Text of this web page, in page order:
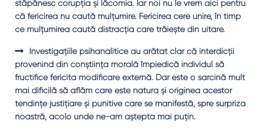
stăpânesc corupţia şi lăcomia. Iar noi nu le vrem aici pentru
că fericirea nu caută mulţumire. Fericirea cere unire, în timp
ce mulţumirea caută distracţia care trăieşte din uitare.
Investigaţiile psihanalitice au arătat clar că interdicţii
provenind din conştiinţa morală împiedică individul să
fructifice fericita modificare externă. Dar este o sarcină mult
mai dificilă să aflăm care este natura şi originea acestor
tendinţe justiţiare şi punitive care se manifestă, spre surpriza
noastră, acolo unde ne-am aştepta mai puţin.